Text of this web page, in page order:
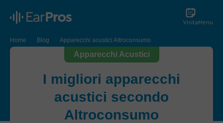
VisitaMenu
Home Blog Apparecchi acustici Altroconsumo
Apparecchi Acustici
I migliori apparecchi
acustici secondo
Altroconsumo